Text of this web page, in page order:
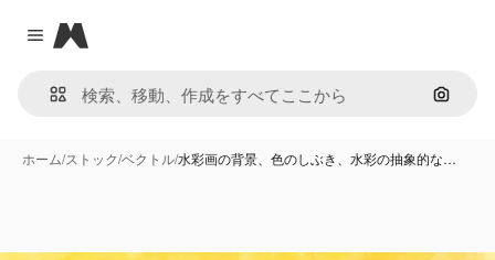
Close menu
Magnific
画像で
ホーム/ストック/ベクトル/水彩画の背景、色のしぶき、水彩の抽象的な…